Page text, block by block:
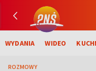
WYDANIA WIDEO
ROZMOWY